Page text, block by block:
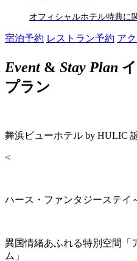
オフィシャルホテル特典に
宿泊予約 レストラン予約 ア
Event& Stay Plan
プラン
舞浜ビューホテル by HULIC
<
ハース・ファンタジーステイ
異国情緒あふれる特別空間「
ム」